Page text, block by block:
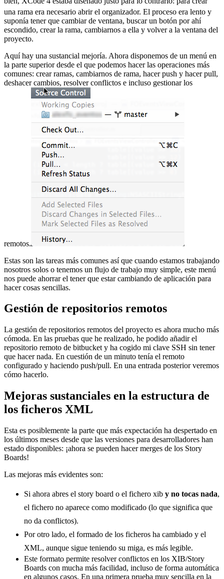
una rama era necesario abrir el organizador. El proceso era lento y
suponía tener que cambiar de ventana, buscar un botón por ahí
escondido, crear la rama, cambiarnos a ella y volver a la ventana del
proyecto.
Aquí hay una sustancial mejoría. Ahora disponemos de un menú en
la parte superior desde el que podemos hacer las operaciones más
comunes: crear ramas, cambiarnos de rama, hacer push y hacer pull,
deshacer cambios, resolver conflictos e incluso gestionar los
remotos.
Estas son las tareas más comunes así que cuando estamos trabajando
nosotros solos o tenemos un flujo de trabajo muy simple, este menú
nos puede ahorrar el tener que estar cambiando de aplicación para
hacer cosas sencillas.
Gestión de repositorios remotos
La gestión de repositorios remotos del proyecto es ahora mucho más
cómoda. En las pruebas que he realizado, he podido añadir el
repositorio remoto de bitbucket y ha cogido mi clave SSH sin tener
que hacer nada. En cuestión de un minuto tenía el remoto
configurado y haciendo push/pull. En una entrada posterior veremos
cómo hacerlo.
Mejoras sustanciales en la estructura de
los ficheros XML
Esta es posiblemente la parte que más expectación ha despertado en
los últimos meses desde que las versiones para desarrolladores han
estado disponibles: ¡ahora se pueden hacer merges de los Story
Boards!
Las mejoras más evidentes son:
Si ahora abres el story board o el fichero xib y no tocas nada,
el fichero no aparece como modificado (lo que significa que
no da conflictos).
Por otro lado, el formado de los ficheros ha cambiado y el
XML, aunque sigue teniendo su miga, es más legible.
Este formato permite resolver conflictos en los XIB/Story
Boards con mucha más facilidad, incluso de forma automática
en algunos casos. En una primera prueba muy sencilla en la